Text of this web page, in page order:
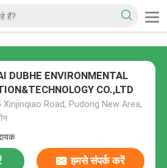
DUBHE ENVIRONMENTAL
CO.,LTD
Xinjinqiao Road, Pudong New Area,
हमसे संपर्क करें